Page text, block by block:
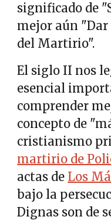
significado de
mejor aún
del Martirio".
El siglo II nos
esencial
comprender
concepto de
cristianismo
martirio de
actas de Los
bajo la
Dignas son de